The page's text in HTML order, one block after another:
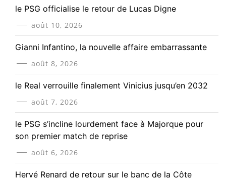
le PSG officialise le retour de Lucas Digne
août 10, 2026
Gianni Infantino, la nouvelle affaire embarrassante
août 8, 2026
le Real verrouille finalement Vinicius jusqu’en 2032
août 7, 2026
le PSG s’incline lourdement face à Majorque pour
son premier match de reprise
août 6, 2026
Hervé Renard de retour sur le banc de la Côte